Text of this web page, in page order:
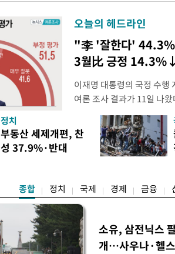
오늘의 헤드라인
"李 '잘한다'
3월比 긍정
이재명 대통령의 국정 수
여론 조사 결과가 11일 나
스리서치에 의뢰해 지난 9
상 성인 남녀 1018명을 대
의 국정 수행 평가를 물은
44.3%, '잘 못하고 있다'는
정치
부동산 세제개편, 찬
성 37.9%·반대
종합 정치 국제 경제 금융
소유, 삼전닉스
개…사우나·헬